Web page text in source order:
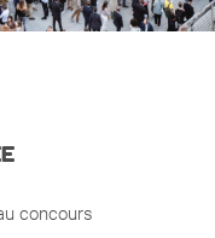
concours